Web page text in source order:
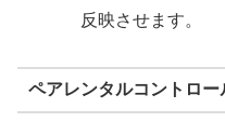
反映させます。
ペアレンタルコントロー